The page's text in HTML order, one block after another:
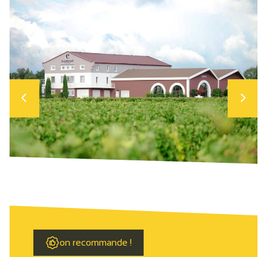
on recommande !